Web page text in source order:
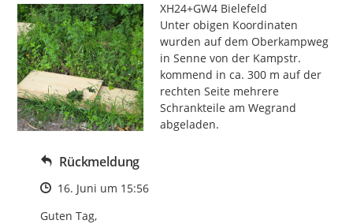
XH24+GW4 Bielefeld
Unter obigen Koordinaten
wurden auf dem Oberkampweg
in Senne von der Kampstr.
kommend in ca. 300 m auf der
rechten Seite mehrere
Schrankteile am Wegrand
abgeladen.
Rückmeldung
Zeitpunkt des Erstellens
16. Juni um 15:56
Guten Tag,